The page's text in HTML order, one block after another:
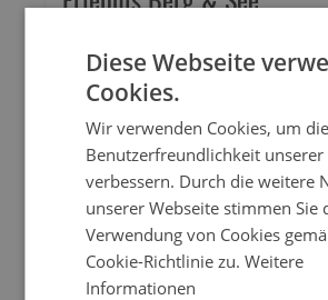
Erleben Sie die perfekte
majestätischen
klaren Bergseen.
Kärntner
abwechslungsreichen
Bike-Touren und genießen
der Natur, die frische
unvergessliche Ausblicke,
Geist beleben.
Diese Webseite
Cookies.
Wir verwenden Cookies, um die
Benutzerfreundlichkeit unserer
verbessern. Durch die weitere
unserer Webseite stimmen Sie
Verwendung von Cookies
Cookie-Richtlinie zu.Weitere
Informationen